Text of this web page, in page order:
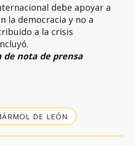
debe apoyar a
la democracia y no a
a la crisis
de nota de prensa
DE LEÓN